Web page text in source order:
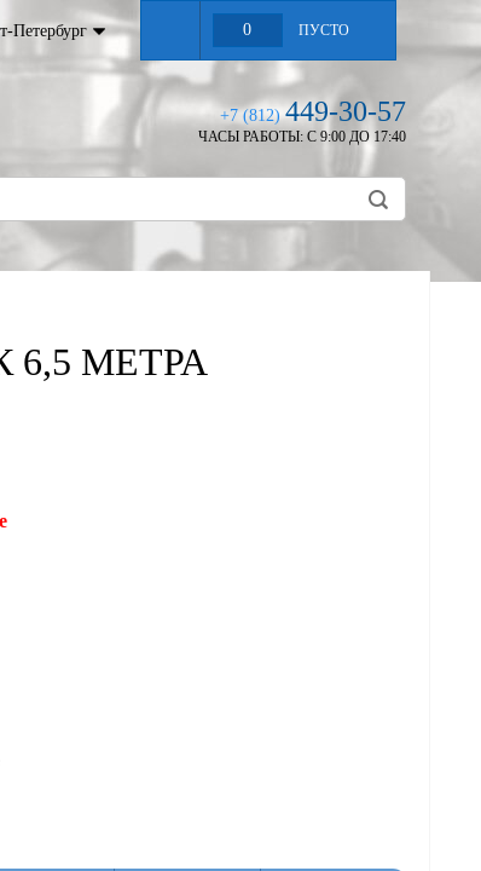
Петербург 0 ПУСТО
+7 (812)449-30-57
ЧАСЫ РАБОТЫ: С 9:00 ДО 17:40
6,5 МЕТРА